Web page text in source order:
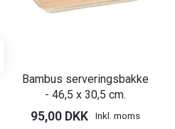
Bambus serveringsbakke
- 46,5 x 30,5 cm.
95,00 DKK Inkl. moms